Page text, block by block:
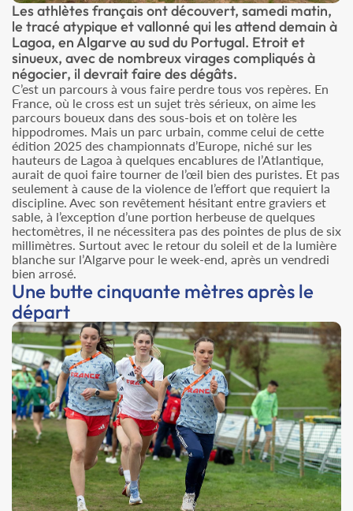
Les athlètes français ont découvert, samedi matin,
le tracé atypique et vallonné qui les attend demain à
Lagoa, en Algarve au sud du Portugal. Etroit et
sinueux, avec de nombreux virages compliqués à
négocier, il devrait faire des dégâts.
C’est un parcours à vous faire perdre tous vos repères. En
France, où le cross est un sujet très sérieux, on aime les
parcours boueux dans des sous-bois et on tolère les
hippodromes. Mais un parc urbain, comme celui de cette
édition 2025 des championnats d’Europe, niché sur les
hauteurs de Lagoa à quelques encablures de l’Atlantique,
aurait de quoi faire tourner de l’œil bien des puristes. Et pas
seulement à cause de la violence de l’effort que requiert la
discipline. Avec son revêtement hésitant entre graviers et
sable, à l’exception d’une portion herbeuse de quelques
hectomètres, il ne nécessitera pas des pointes de plus de six
millimètres. Surtout avec le retour du soleil et de la lumière
blanche sur l’Algarve pour le week-end, après un vendredi
bien arrosé.
Une butte cinquante mètres après le
départ